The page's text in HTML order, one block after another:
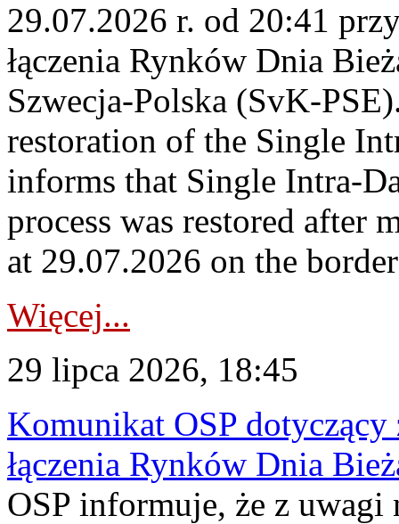
29.07.2026 r. od 20:41
łączenia Rynków Dnia
Szwecja-Polska (SvK-
restoration of the Single
informs that Single Intra-
process was restored after
at 29.07.2026 on the
Więcej...
29 lipca 2026, 18:45
Komunikat OSP dotyczący
łączenia Rynków Dnia
OSP informuje, że z uwagi